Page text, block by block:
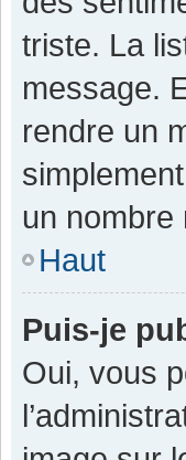
triste. La
message.
rendre un
un nombre
Haut
Puis-je
Oui, vous